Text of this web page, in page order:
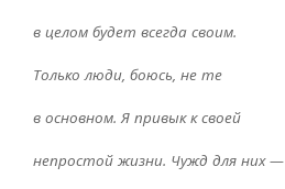
в целом будет всегда своим.
Только люди, боюсь, не те
в основном. Я привык к своей
непростой жизни. Чужд для них —